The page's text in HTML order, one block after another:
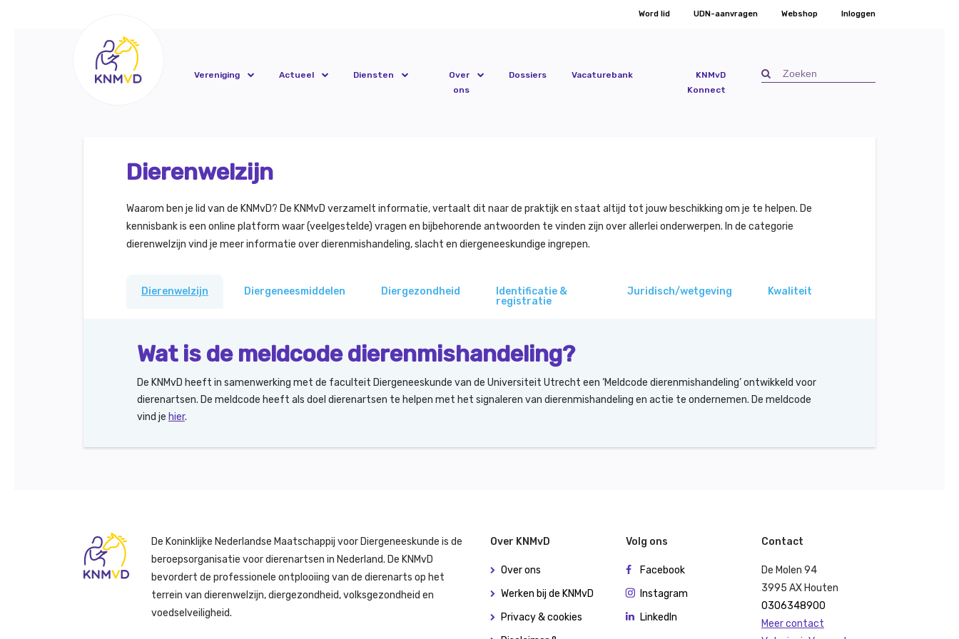
Word lid UDN-aanvragen Webshop Inloggen
Vereniging Actueel Diensten
Over
ons
Dossiers Vacaturebank
KNMvD
Konnect
Dierenwelzijn
Waarom ben je lid van de KNMvD? De KNMvD verzamelt informatie, vertaalt dit naar de praktijk en staat altijd tot jouw beschikking om je te helpen. De
kennisbank is een online platform waar (veelgestelde) vragen en bijbehorende antwoorden te vinden zijn over allerlei onderwerpen. In de categorie
dierenwelzijn vind je meer informatie over dierenmishandeling, slacht en diergeneeskundige ingrepen.
Dierenwelzijn Diergeneesmiddelen Diergezondheid
Identificatie &
registratie
Juridisch/wetgeving Kwaliteit
Wat is de meldcode dierenmishandeling?
De KNMvD heeft in samenwerking met de faculteit Diergeneeskunde van de Universiteit Utrecht een ‘Meldcode dierenmishandeling’ ontwikkeld voor
dierenartsen. De meldcode heeft als doel dierenartsen te helpen met het signaleren van dierenmishandeling en actie te ondernemen. De meldcode
vind je hier.
De Koninklijke Nederlandse Maatschappij voor Diergeneeskunde is de
beroepsorganisatie voor dierenartsen in Nederland. De KNMvD
bevordert de professionele ontplooiing van de dierenarts op het
terrein van dierenwelzijn, diergezondheid, volksgezondheid en
voedselveiligheid.
Over KNMvD
Over ons
Werken bij de KNMvD
Privacy & cookies
Volg ons
Facebook
Instagram
LinkedIn
Contact
De Molen 94
3995 AX Houten
0306348900
Meer contact